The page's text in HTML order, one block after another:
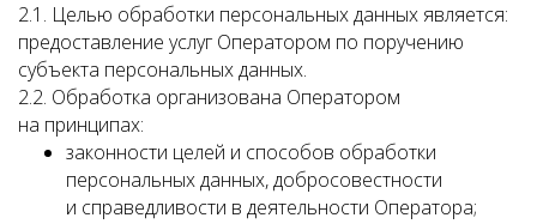
2.1. Целью обработки персональных данных является:
предоставление услуг Оператором по поручению
субъекта персональных данных.
2.2. Обработка организована Оператором
на принципах:
законности целей и способов обработки
персональных данных, добросовестности
и справедливости в деятельности Оператора;